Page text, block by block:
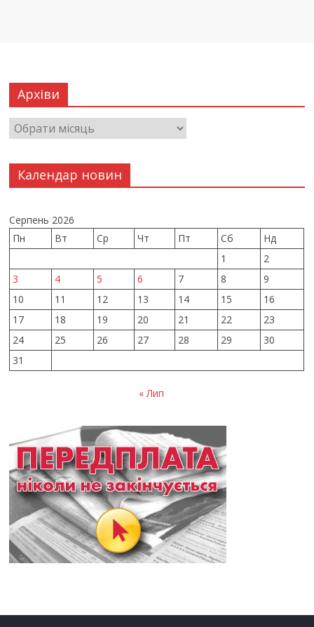
Архіви
Календар новин
Серпень 2026
Пн
Вт Ср Чт Пт Сб
Нд
1
2
3
4 5 6 7 8
9
10
11 12 13 14 15
16
17
18 19 20 21 22
23
24
25 26 27 28 29
30
31
« Лип